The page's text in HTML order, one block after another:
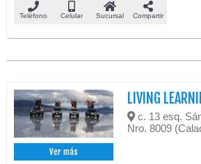
Teléfono Celular Sucursal Compartir
Ver más
LIVING
c. 13 esq.
Nro. 8009